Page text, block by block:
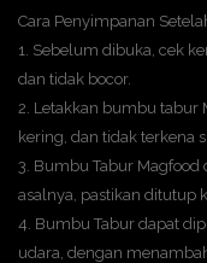
Cara Penyimpanan
1. Sebelum dibuka, cek
dan tidak bocor.
2. Letakkan bumbu tabur
kering, dan tidak terkena
3. Bumbu Tabur
asalnya, pastikan ditutup
4. Bumbu Tabur dapat
udara, dengan